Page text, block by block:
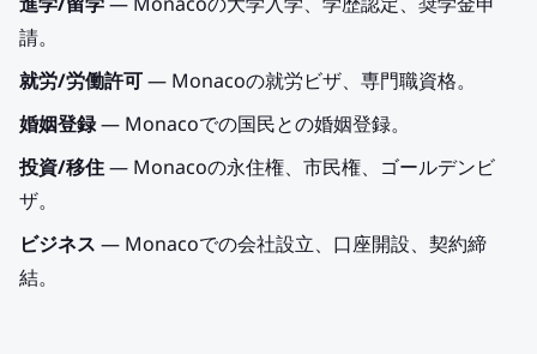
請。
就労/労働許可— Monacoの就労ビザ、専門職資格。
婚姻登録— Monacoでの国民との婚姻登録。
投資/移住— Monacoの永住権、市民権、ゴールデンビ
ザ。
ビジネス — Monacoでの会社設立、口座開設、契約締
結。